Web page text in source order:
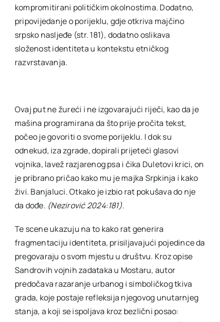
kompromitirani političkim okolnostima. Dodatno,
pripovijedanje o porijeklu, gdje otkriva majčino
srpsko nasljeđe (str. 181), dodatno oslikava
složenost identiteta u kontekstu etničkog
razvrstavanja.
Ovaj put ne žureći i ne izgovarajući riječi, kao da je
mašina programirana da što prije pročita tekst,
počeo je govoriti o svome porijeklu. I dok su
odnekud, iza zgrade, dopirali prijeteći glasovi
vojnika, lavež razjarenog psa i čika Duletovi krici, on
je pribrano pričao kako mu je majka Srpkinja i kako
živi. Banjaluci. Otkako je izbio rat pokušava do nje
da dođe. (Nezirović 2024:181).
Te scene ukazuju na to kako rat generira
fragmentaciju identiteta, prisiljavajući pojedince da
pregovaraju o svom mjestu u društvu. Kroz opise
Sandrovih vojnih zadataka u Mostaru, autor
predočava razaranje urbanog i simboličkog tkiva
grada, koje postaje refleksija njegovog unutarnjeg
stanja, a koji se ispoljava kroz bezlični posao: